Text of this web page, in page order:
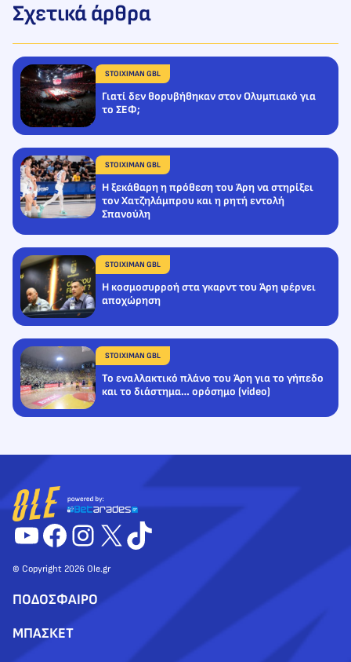
Σχετικά άρθρα
STOIXIMAN GBL
Γιατί δεν θορυβήθηκαν στον Ολυμπιακό για
το ΣΕΦ;
STOIXIMAN GBL
Η ξεκάθαρη η πρόθεση του Άρη να στηρίξει
τον Χατζηλάμπρου και η ρητή εντολή
Σπανούλη
STOIXIMAN GBL
Η κοσμοσυρροή στα γκαρντ του Άρη φέρνει
αποχώρηση
STOIXIMAN GBL
Το εναλλακτικό πλάνο του Άρη για το γήπεδο
και το διάστημα… ορόσημο (video)
YouTube
Facebook
Instagram
X TikTok
© Copyright 2026 Ole.gr
ΠΟΔΟΣΦΑΙΡΟ
ΜΠΑΣΚΕΤ